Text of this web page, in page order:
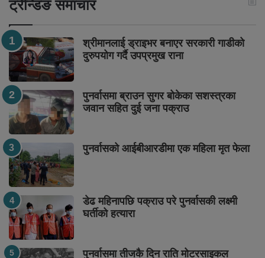
ट्रेन्डिङ समाचार
श्रीमानलाई ड्राइभर बनाएर सरकारी गाडीको
दुरुपयोग गर्दै उपप्रमुख राना
पुनर्वासमा ब्राउन सुगर बोकेका सशस्त्रका
जवान सहित दुई जना पक्राउ
पुनर्वासको आईबीआरडीमा एक महिला मृत फेला
डेढ महिनापछि पक्राउ परे पुनर्वासकी लक्ष्मी
घर्तीको हत्यारा
पुनर्वासमा तीजकै दिन राति मोटरसाइकल